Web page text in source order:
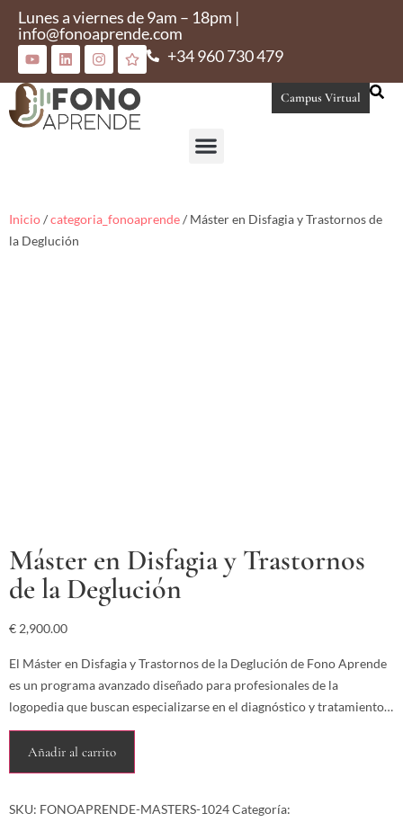
Lunes a viernes de 9am – 18pm |
info@fonoaprende.com
+34 960 730 479
Campus Virtual
Inicio/categoria_fonoaprende/ Máster en Disfagia y Trastornos de
la Deglución
Máster en Disfagia y Trastornos
de la Deglución
€ 2,900.00
El Máster en Disfagia y Trastornos de la Deglución de Fono Aprende
es un programa avanzado diseñado para profesionales de la
logopedia que buscan especializarse en el diagnóstico y tratamiento…
Añadir al carrito
SKU: FONOAPRENDE-MASTERS-1024Categoría: